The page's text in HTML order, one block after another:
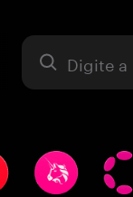
Ativo